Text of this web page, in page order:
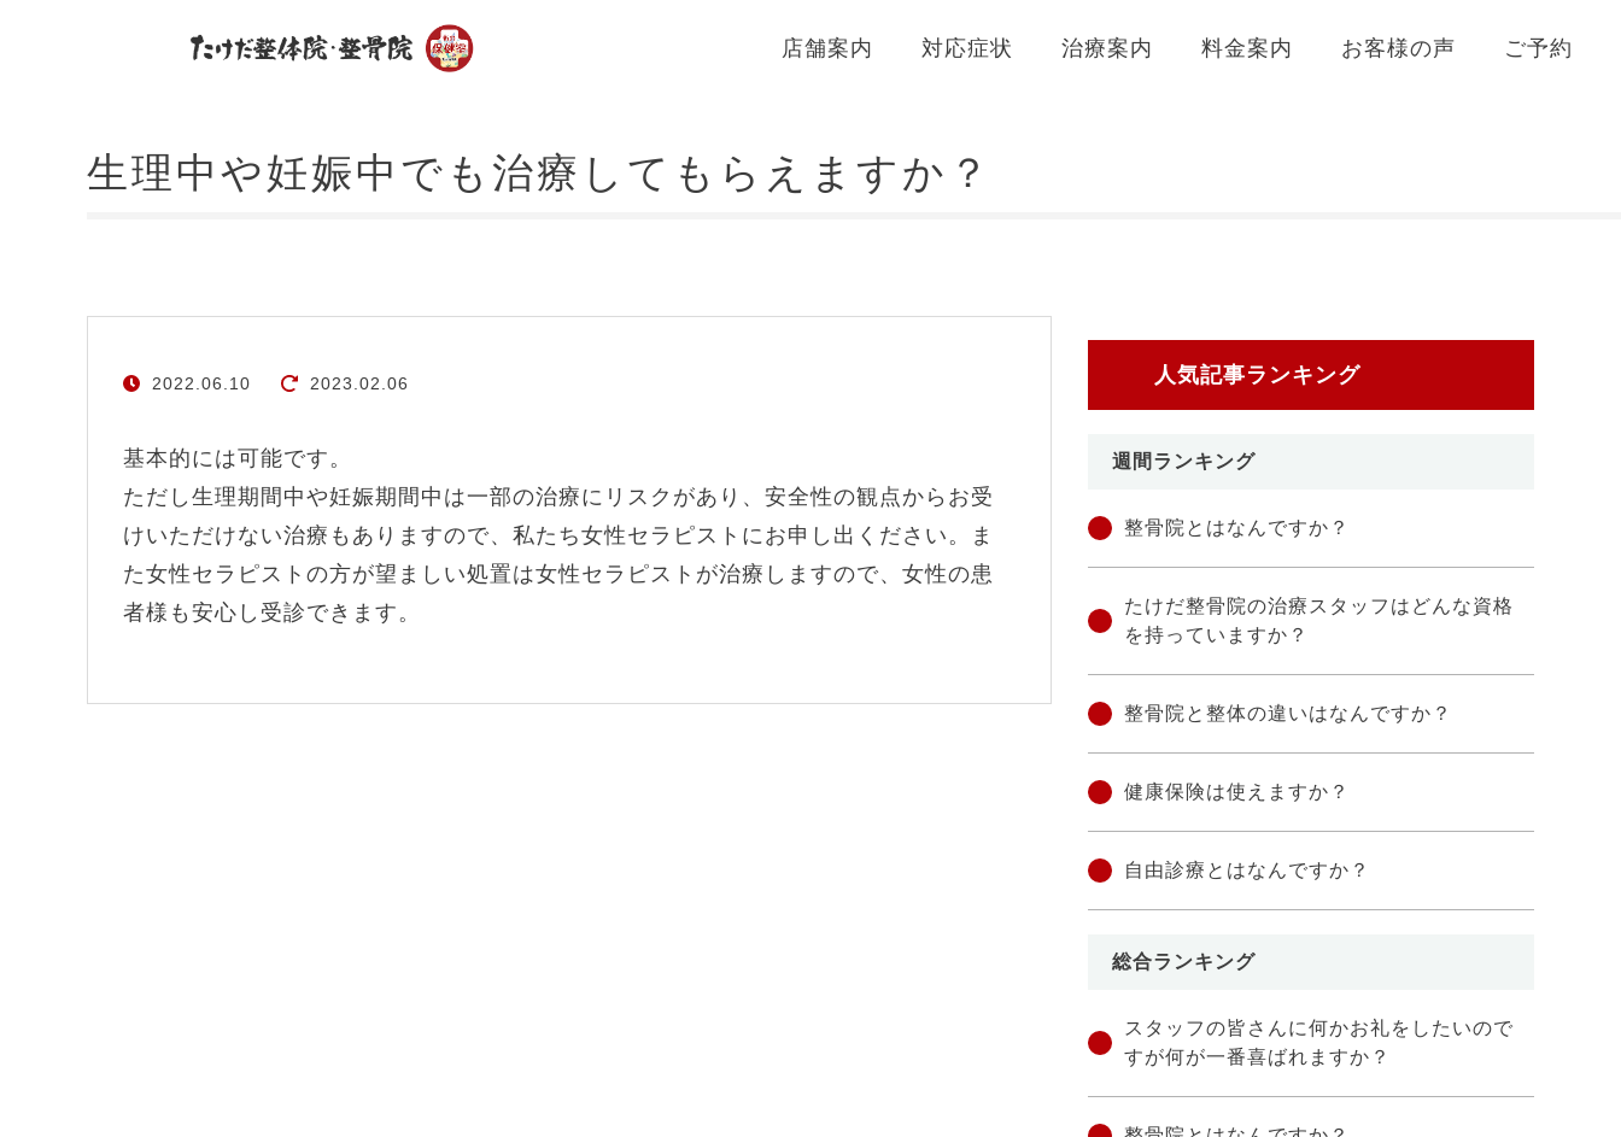
店舗案内 対応症状 治療案内 料金案内 お客様の声 ご予約
生理中や妊娠中でも治療してもらえますか？
2022.06.10 2023.02.06
基本的には可能です。
ただし生理期間中や妊娠期間中は一部の治療にリスクがあり、安全性の観点からお受
けいただけない治療もありますので、私たち女性セラピストにお申し出ください。ま
た女性セラピストの方が望ましい処置は女性セラピストが治療しますので、女性の患
者様も安心し受診できます。
人気記事ランキング
週間ランキング
整骨院とはなんですか？
たけだ整骨院の治療スタッフはどんな資格
を持っていますか？
整骨院と整体の違いはなんですか？
健康保険は使えますか？
自由診療とはなんですか？
総合ランキング
スタッフの皆さんに何かお礼をしたいので
すが何が一番喜ばれますか？